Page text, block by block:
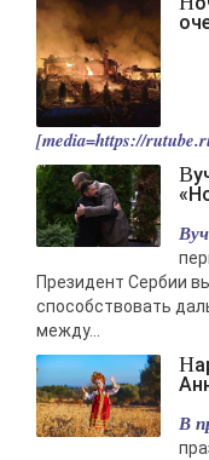
[media=https://
Вучич встретил Зеленского -
Президент Сербии
способствовать
между...
Народные приметы на 7 августа —
В